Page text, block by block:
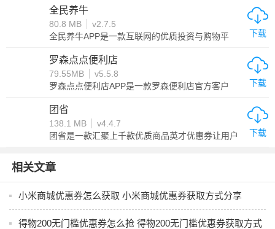
提供的手机电商平台软件。软件内拥有众多超级廉
价的商品，支持用户使用微信、支付宝、多种移动
支付方式来购买商品。
款主打中国文物以及各种艺术品的拍卖平台，在这
里可以通过手机直接查看藏品的高清大图，了解藏
品的整体数据以及各种详细信息。如果喜欢可以直
接拍下，还可以在线竞拍以及直接观看拍卖直播，
用户就下载试试吧。
全民养牛
80.8 MB
v2.7.5
全民养牛APP是一款互联网的优质投资与购物平
牛的成长以及宰杀现场，帮助用户更好判断优质的
牛肉情况。同时，全民养牛APP还有专业的产业
链，透明化、细节化的操作流程，让用户可以买得
安心，吃得放心。还可以通过分享来获得各种各样
下载
罗森点点便利店
79.55MB
v5.5.8
罗森点点便利店APP是一款罗森便利店官方客户
用品，还有官方正版的熊本熊，非常推荐大家下载
使用。还有专属的罗森便利店优惠券以及会员服
务，可以在付款的同时出具会员条码即可享受会员
服务与积分，可以兑换各种礼金与公仔，非常推荐
下载
团省
138.1 MB
v4.4.7
团省是一款汇聚上千款优质商品英才优惠券让用户
家用电器、电子数码、服装箱包等都应有尽有，购
物前先领取商品优惠券，抵扣现金箱下单尊享折上
折，满足不用用户群体在多种环境下的个性化购物
消费需求，团省每天都会更新各种商品优惠券等你
下载
相关文章
小米商城优惠券怎么获取 小米商城优惠券获取方式分享
得物200无门槛优惠券怎么抢 得物200无门槛优惠券获取方式